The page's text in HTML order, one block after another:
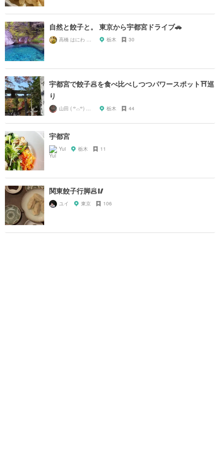
自然と餃子と。 東京から宇都宮ドライブ🚗
高橋 はにわ ブラックパンサー 栃木 30
宇都宮で餃子🥟を食べ比べしつつパワースポット⛩巡
り
山田 ( ꒪⌓꒪) ストレンジ 栃木 44
宇都宮
Yui 栃木 11
関東餃子行脚🥟🥢
ユイ 東京 106